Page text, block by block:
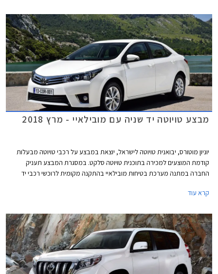
מבצע טויוטה יד שניה עם מובילאיי - מרץ 2018
יוניון מוטורס, יבואנית טויוטה לישראל, יוצאת במבצע על רכבי טויוטה מבעלות
קודמת המוצעים למכירה בתוכנית טויוטה סלקט. במסגרת המבצע תעניק
החברה במתנה מערכת בטיחות מובילאיי בהתקנה מקומית לרוכשי רכבי יד
קרא עוד